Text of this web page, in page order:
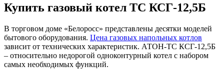
Купить газовый котел ТС КСГ-12,5Б
В торговом доме «Белоросс» представлены десятки моделей
бытового оборудования. Цена газовых напольных котлов
зависит от технических характеристик. АТОН-ТС КСГ-12,5Б
– относительно недорогой одноконтурный котел с набором
самых необходимых функций.